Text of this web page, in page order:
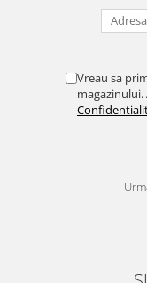
Vreau sa